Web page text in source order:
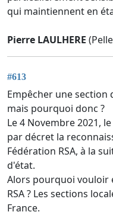
qui maintiennent en
Pierre LAULHERE
#613
Empêcher une section
mais pourquoi donc ?
Le 4 Novembre 2021,
par décret la
Fédération RSA, à la
d'état.
Alors pourquoi vouloir
RSA ? Les sections
France.